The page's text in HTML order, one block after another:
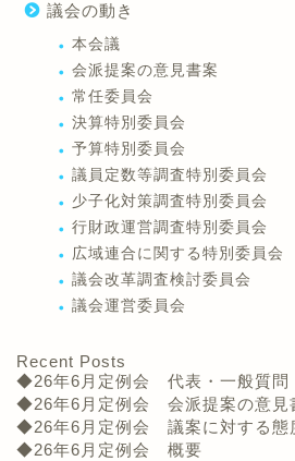
議会の動き
本会議
会派提案の意見書案
常任委員会
決算特別委員会
予算特別委員会
議員定数等調査特別委員会
少子化対策調査特別委員会
行財政運営調査特別委員会
広域連合に関する特別委員会
議会改革調査検討委員会
議会運営委員会
Recent Posts
◆26年6月定例会 代表・一般質問
◆26年6月定例会 会派提案の意
◆26年6月定例会 議案に対する態
◆26年6月定例会 概要